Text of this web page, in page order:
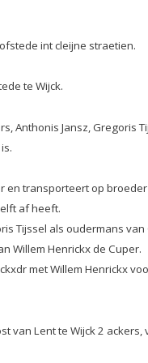
int cleijne straetien.
te Wijck.
Jansz, Gregoris
transporteert op
af heeft.
Tijssel als oudermans
Willem Henrickx de Cuper.
met Willem Henrickx
van Lent te Wijck 2 ackers,